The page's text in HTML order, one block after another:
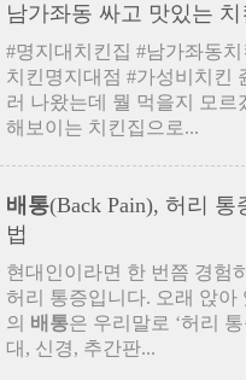
남가좌동 싸고 맛있는
#명지대치킨집 #남가좌동치
치킨명지대점 #가성비치킨
러 나왔는데 뭘 먹을지 모르
해보이는 치킨집으로...
배통(Back Pain), 허리
법
현대인이라면 한 번쯤 경험
허리 통증입니다. 오래 앉아
의 배통은 우리말로 ‘허리
대, 신경, 추간판...